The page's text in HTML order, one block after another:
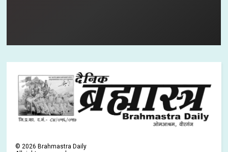
© 2026 Brahmastra Daily